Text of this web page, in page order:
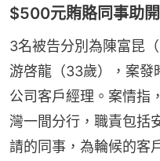
$500元賄賂同事助
3名被告分別為陳富昆
游啓龍（33歲），案發
公司客戶經理。案情指
灣一間分行，職責包括
請的同事，為輪候的客